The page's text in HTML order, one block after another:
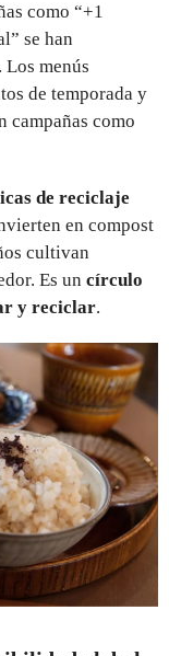
como “+1
se han
menús
de temporada y
campañas como
de reciclaje
en compost
cultivan
Es un círculo
y reciclar.